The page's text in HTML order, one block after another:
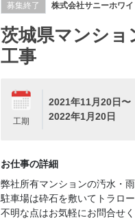
募集終了 株式会社サニーホワイ
茨城県マンショ
工事
工期
2021年11月20日〜
2022年1月20日
お仕事の詳細
弊社所有マンションの汚水・
駐車場は砕石を敷いてトラロ
不明な点はお気軽にお問合せく